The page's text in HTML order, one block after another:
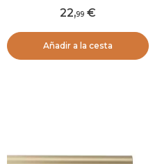
22,99
Añadir a la cesta